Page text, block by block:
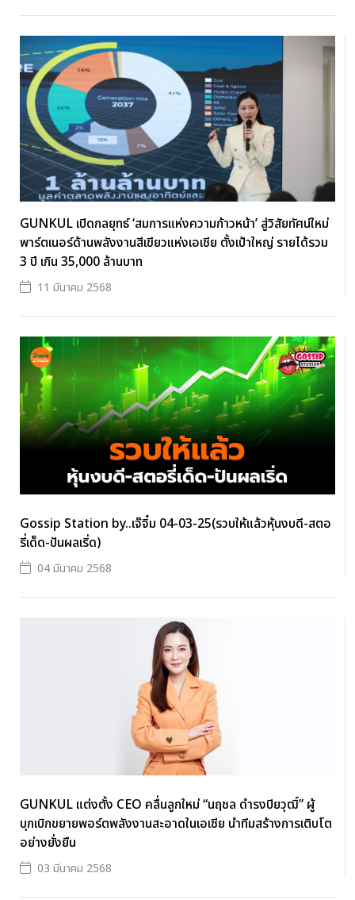
GUNKUL เปิดกลยุทธ์ ‘สมการแห่งความก้าวหน้า’ สู่วิสัยทัศน์ใหม่
พาร์ตเนอร์ด้านพลังงานสีเขียวแห่งเอเชีย ตั้งเป้าใหญ่ รายได้รวม
3 ปี เกิน 35,000 ล้านบาท
11 มีนาคม 2568
Gossip Station by..เจ๊จิ๋ม 04-03-25(รวบให้แล้วหุ้นงบดี-สตอ
รี่เด็ด-ปันผลเริ่ด)
04 มีนาคม 2568
GUNKUL แต่งตั้ง CEO คลื่นลูกใหม่ “นฤชล ดำรงปิยวุฒิ์” ผู้
บุกเบิกขยายพอร์ตพลังงานสะอาดในเอเชีย นำทีมสร้างการเติบโต
อย่างยั่งยืน
03 มีนาคม 2568